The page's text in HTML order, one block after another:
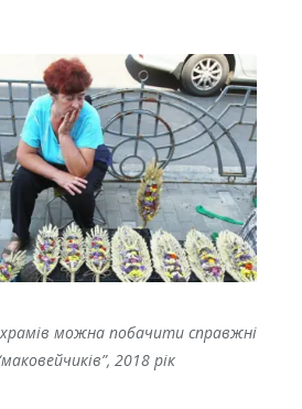
храмів можна побачити справжні
2018 рік